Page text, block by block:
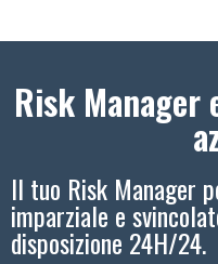
Risk Manager
Il tuo Risk Manager
imparziale e
disposizione 24H/24.